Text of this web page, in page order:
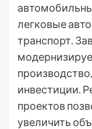
легковые
транспорт.
инвестиции.
проектов
увеличить